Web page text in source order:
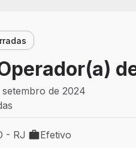
de 2024
DE JANEIRO - RJ
- RJ
Tipo de vaga: Efetivo
Efetivo